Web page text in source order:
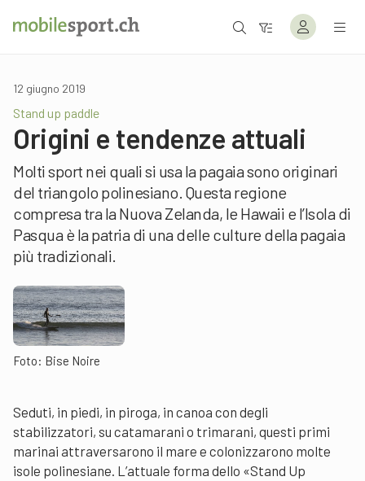
12 giugno 2019
Stand up paddle
Origini e tendenze attuali
Molti sport nei quali si usa la pagaia sono originari
del triangolo polinesiano. Questa regione
compresa tra la Nuova Zelanda, le Hawaii e l’Isola di
Pasqua è la patria di una delle culture della pagaia
più tradizionali.
Foto: Bise Noire
Seduti, in piedi, in piroga, in canoa con degli
stabilizzatori, su catamarani o trimarani, questi primi
marinai attraversarono il mare e colonizzarono molte
isole polinesiane. L’attuale forma dello «Stand Up